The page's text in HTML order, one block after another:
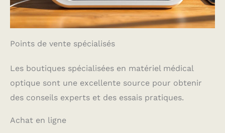
Points de vente spécialisés
Les boutiques spécialisées en matériel médical
optique sont une excellente source pour obtenir
des conseils experts et des essais pratiques.
Achat en ligne